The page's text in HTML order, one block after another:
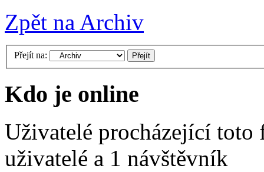
Zpět na Archiv
Přejít na:
Kdo je online
Uživatelé procházející
uživatelé a 1 návštěvník